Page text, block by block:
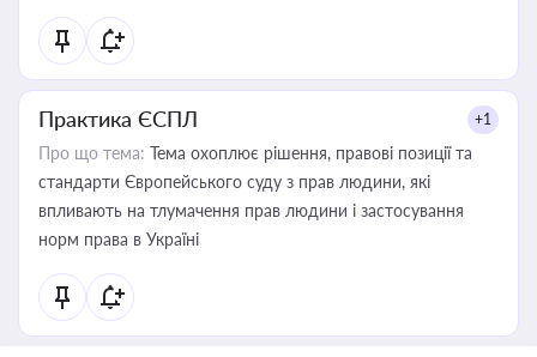
Практика ЄСПЛ +1
Про що тема: Тема охоплює рішення, правові позиції та
стандарти Європейського суду з прав людини, які
впливають на тлумачення прав людини і застосування
норм права в Україні